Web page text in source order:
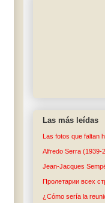
Las más leídas
Las fotos que faltan
Alfredo Serra (1939-
Jean-Jacques
Пролетарии всех
¿Cómo sería la